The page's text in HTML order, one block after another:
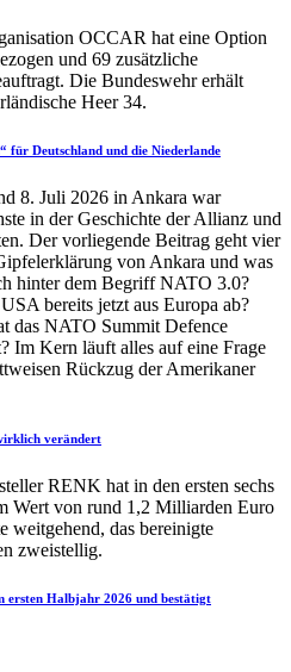
für Deutschland und die Niederlande
verändert
ersten Halbjahr 2026 und bestätigt